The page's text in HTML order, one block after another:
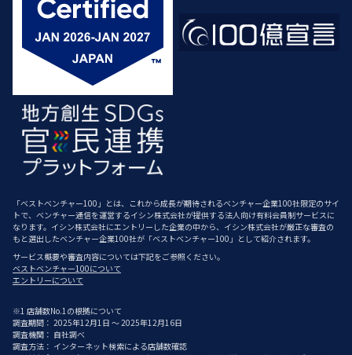
「ベストベンチャー100」とは、これから成長が期待されるベンチャー企業100社限定のサイ
トで、ベンチャー通信を運営するイシン株式会社が提供する法人向け有料会員制サービスに
なります。イシン株式会社にエントリーした企業の中から、イシン株式会社が厳正な審査の
もと選出したベンチャー企業100社が「ベストベンチャー100」として紹介されます。
サービス概要や審査内容については下記をご参照ください。
ベストベンチャー100について
エントリーについて
※1 店舗数No.1の根拠について
調査期間： 2025年12月1日 ～ 2025年12月16日
調査機関： 自社調べ
調査方法： インターネット検索による店舗数確認